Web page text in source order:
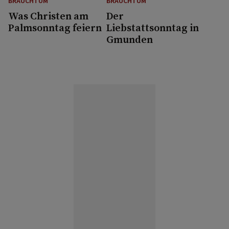
Was Christen am
Palmsonntag feiern
Der
Liebstattsonntag in
Gmunden